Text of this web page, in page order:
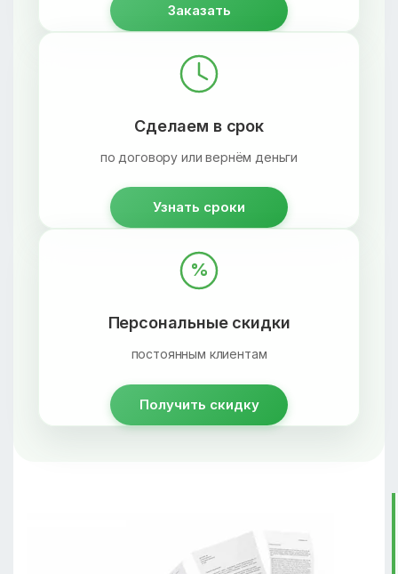
Заказать
Сделаем в срок
по договору или вернём деньги
Узнать сроки
%
Персональные скидки
постоянным клиентам
Получить скидку